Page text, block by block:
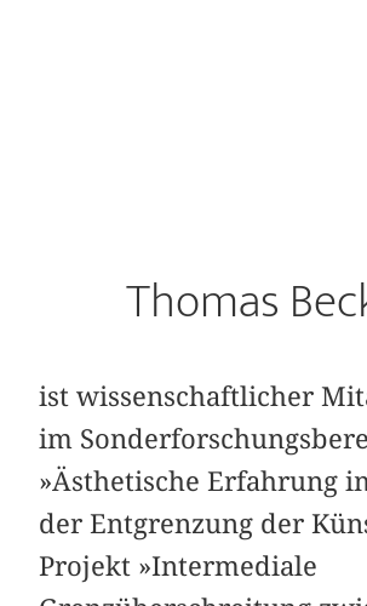
Thomas
ist wissenschaftlicher
im
»Ästhetische Erfahrung
der Entgrenzung der
Projekt »Intermediale